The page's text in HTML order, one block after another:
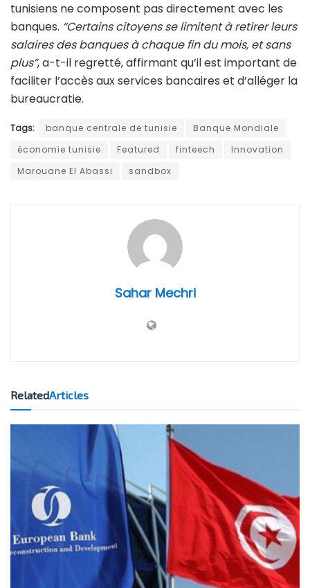
tunisiens ne composent pas directement avec les
banques. “Certains citoyens se limitent à retirer leurs
salaires des banques à chaque fin du mois, et sans
plus”, a-t-il regretté, affirmant qu’il est important de
faciliter l’accès aux services bancaires et d’alléger la
bureaucratie.
Tags: banque centrale de tunisie
Banque Mondiale
économie tunisie
Featured finteech
Innovation
Marouane El Abassi
sandbox
Sahar Mechri
RelatedArticles